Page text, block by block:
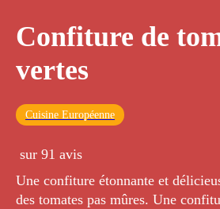
Confiture de
vertes
Cuisine Européenne
sur 91 avis
Une confiture étonnante et
des tomates pas mûres. Une